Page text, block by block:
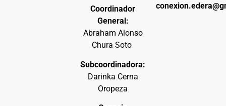
Coordinador
General:
Abraham Alonso
Chura Soto
Subcoordinadora:
Darinka Cerna
Oropeza